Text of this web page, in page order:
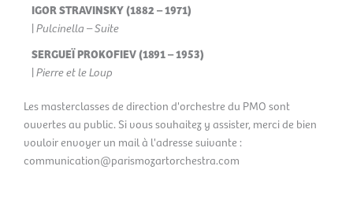
IGOR STRAVINSKY (1882 – 1971)
|Pulcinella – Suite
SERGUEÏ PROKOFIEV (1891 – 1953)
|Pierre et le Loup
Les masterclasses de direction d'orchestre du PMO sont
ouvertes au public. Si vous souhaitez y assister, merci de bien
vouloir envoyer un mail à l'adresse suivante :
communication@parismozartorchestra.com